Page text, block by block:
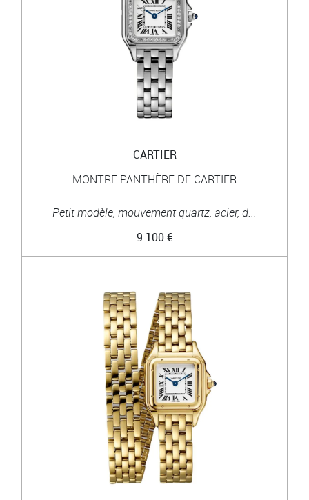
CARTIER
MONTRE PANTHÈRE DE CARTIER
Petit modèle, mouvement quartz, acier, d...
9 100 €